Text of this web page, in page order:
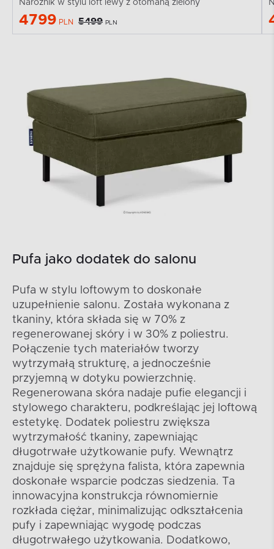
Narożnik w stylu loft lewy z otomaną zielony
4799 PLN 5499 PLN
Pufa jako dodatek do salonu
Pufa w stylu loftowym to doskonałe
uzupełnienie salonu. Została wykonana z
tkaniny, która składa się w 70% z
regenerowanej skóry i w 30% z poliestru.
Połączenie tych materiałów tworzy
wytrzymałą strukturę, a jednocześnie
przyjemną w dotyku powierzchnię.
Regenerowana skóra nadaje pufie elegancji i
stylowego charakteru, podkreślając jej loftową
estetykę. Dodatek poliestru zwiększa
wytrzymałość tkaniny, zapewniając
długotrwałe użytkowanie pufy. Wewnątrz
znajduje się sprężyna falista, która zapewnia
doskonałe wsparcie podczas siedzenia. Ta
innowacyjna konstrukcja równomiernie
rozkłada ciężar, minimalizując odkształcenia
pufy i zapewniając wygodę podczas
długotrwałego użytkowania. Dodatkowo,